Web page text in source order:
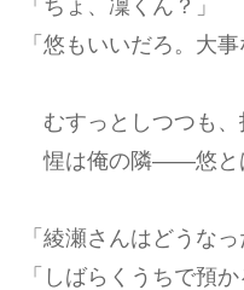
「ちょ、凜くん？」
「悠もいいだろ。大
むすっとしつつも、
惺は俺の隣――悠と
「綾瀬さんはどうなっ
「しばらくうちで預